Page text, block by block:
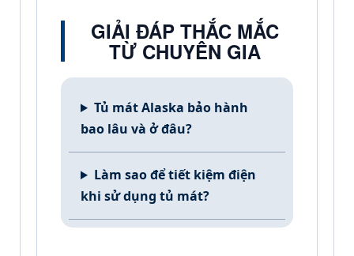
GIẢI ĐÁP THẮC MẮC
TỪ CHUYÊN GIA
Tủ mát Alaska bảo hành
bao lâu và ở đâu?
Làm sao để tiết kiệm điện
khi sử dụng tủ mát?